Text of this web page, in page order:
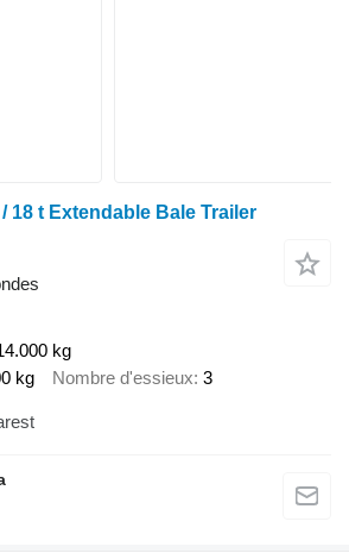
18 t Extendable Bale Trailer
kg
kg Nombre d'essieux 3